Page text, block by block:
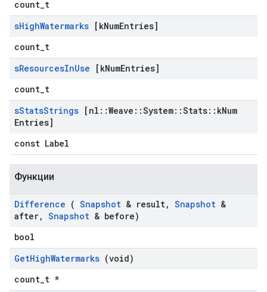
count_t
sHighWatermarks [kNumEntries]
count_t
sResourcesInUse [kNumEntries]
count_t
sStatsStrings [nl ::Weave ::System::Stats:: kNum
Entries]
const Label
Функции
Difference ( Snapshot & result, Snapshot &
after, Snapshot & before)
bool
GetHighWatermarks (void)
count_t *